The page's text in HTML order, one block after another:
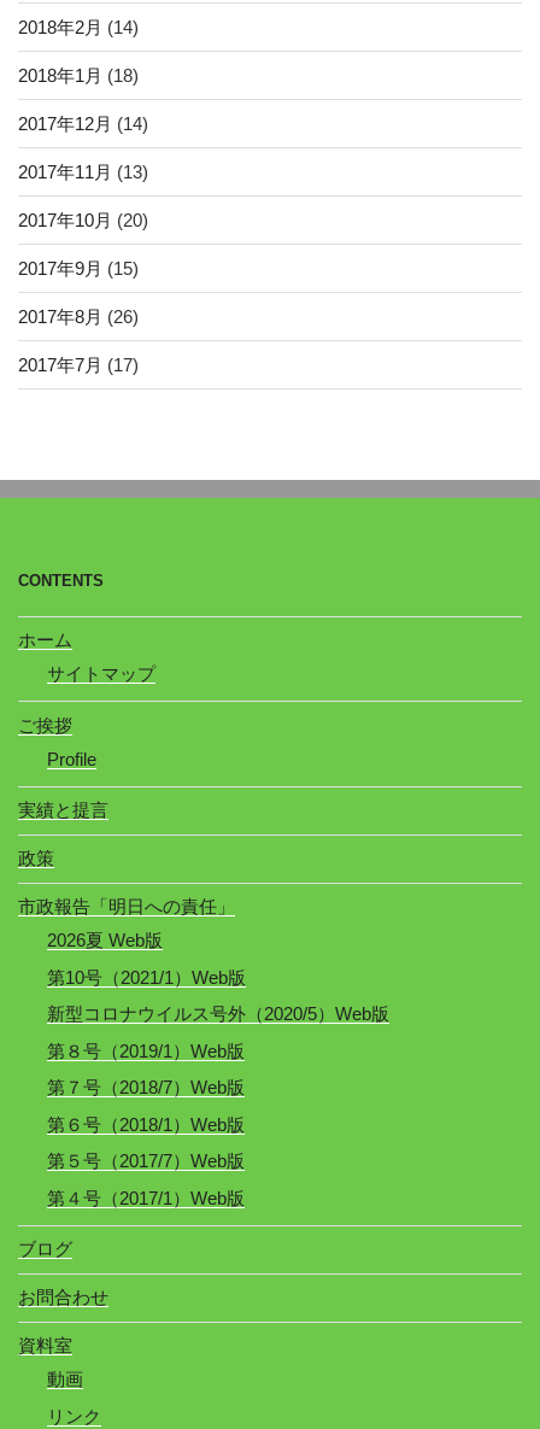
2018年2月 (14)
2018年1月 (18)
2017年12月 (14)
2017年11月 (13)
2017年10月 (20)
2017年9月 (15)
2017年8月 (26)
2017年7月 (17)
CONTENTS
ホーム
サイトマップ
ご挨拶
Profile
実績と提言
政策
市政報告「明日への責任」
2026夏 Web版
第10号（2021/1）Web版
新型コロナウイルス号外（2020/5）Web版
第８号（2019/1）Web版
第７号（2018/7）Web版
第６号（2018/1）Web版
第５号（2017/7）Web版
第４号（2017/1）Web版
ブログ
お問合わせ
資料室
動画
リンク